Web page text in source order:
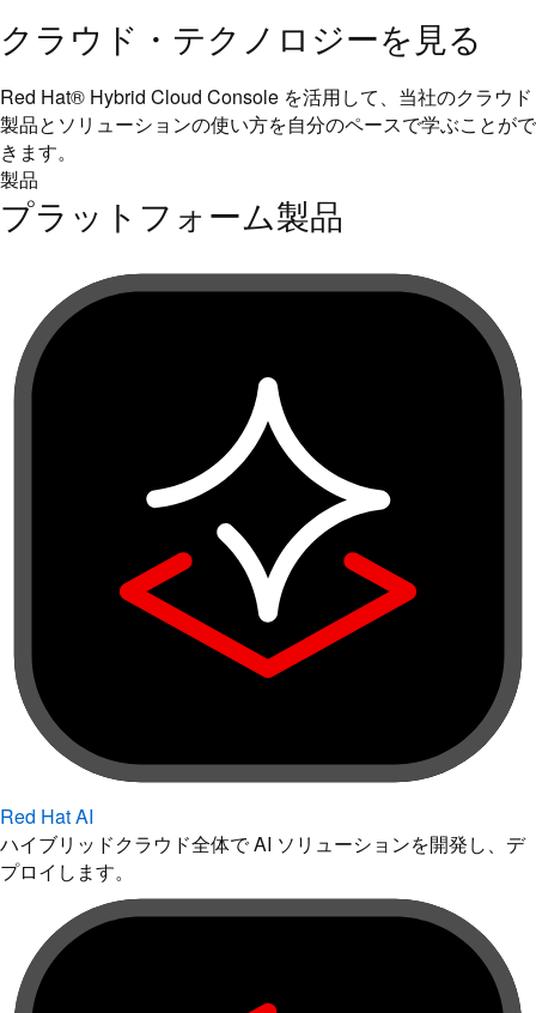
クラウド・テクノロジーを見る
Red Hat® Hybrid Cloud Console を活用して、当社のクラウド
製品とソリューションの使い方を自分のペースで学ぶことがで
きます。
製品
プラットフォーム製品
Red Hat AI
ハイブリッドクラウド全体で AI ソリューションを開発し、デ
プロイします。